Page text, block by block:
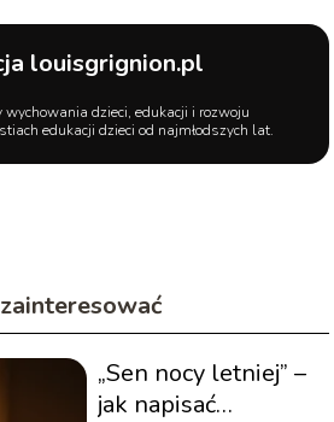
louisgrignion.pl
wychowania dzieci, edukacji i rozwoju
edukacji dzieci od najmłodszych lat.
„Sen nocy letniej” –
jak napisać